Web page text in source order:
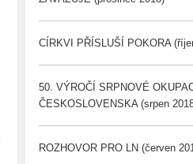
CÍRKVI PŘÍSLUŠÍ POKORA
50. VÝROČÍ SRPNOVÉ
ČESKOSLOVENSKA (srpen
ROZHOVOR PRO LN (červen